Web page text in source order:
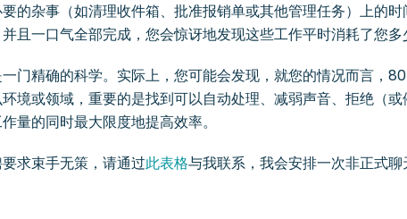
的杂事（如清理收件箱、批准报销单或其他管理任务）上的
且一口气全部完成，您会惊讶地发现这些工作平时消耗了您多
门精确的科学。实际上，您可能会发现，就您的情况而言
境或领域，重要的是找到可以自动处理、减弱声音、拒绝（或
量的同时最大限度地提高效率。
求束手无策，请通过此表格与我联系，我会安排一次非正式聊